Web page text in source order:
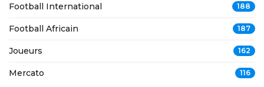
Football International 188
Football Africain 187
Joueurs 162
Mercato 116